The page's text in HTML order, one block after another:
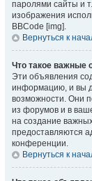
паролями сайты и
изображения
BBCode [img].
Вернуться к
Что такое важные
Эти объявления
информацию, и вы
возможности. Они
из форумов и в
на создание
предоставляются
конференции.
Вернуться к